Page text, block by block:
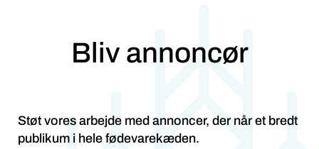
Bliv annoncør
Støt vores arbejde med annoncer, der når et bredt
publikum i hele fødevarekæden.